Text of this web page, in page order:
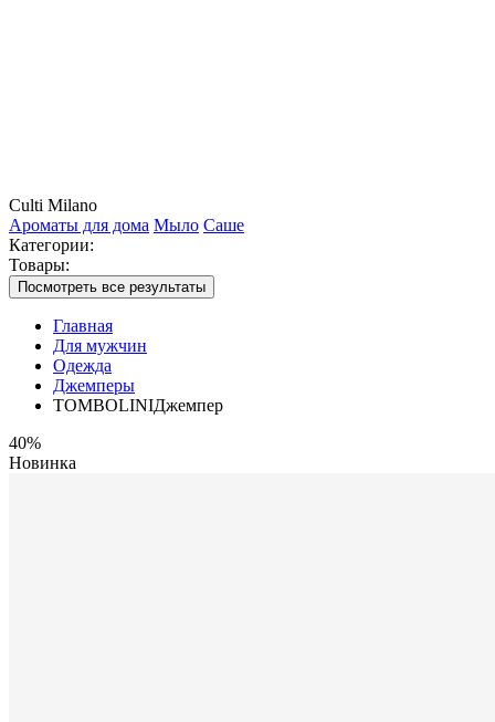
Culti Milano
Ароматы для дома Мыло Саше
Категории:
Товары:
Посмотреть все результаты
Главная
Для мужчин
Одежда
Джемперы
TOMBOLINIДжемпер
40%
Новинка